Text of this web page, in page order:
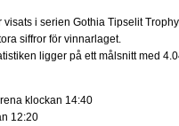
i serien Gothia Tipselit
siffror för vinnarlaget.
ligger på ett målsnitt med
klockan 14:40
12:20